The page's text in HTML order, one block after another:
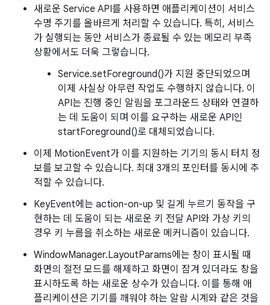
새로운 Service API를 사용하면 애플리케이션이 서비스
수명 주기를 올바르게 처리할 수 있습니다. 특히, 서비스
가 실행되는 동안 서비스가 종료될 수 있는 메모리 부족
상황에서도 더욱 그렇습니다.
Service.setForeground()가 지원 중단되었으며
이제 사실상 아무런 작업도 수행하지 않습니다. 이
API는 진행 중인 알림을 포그라운드 상태와 연결하
는 데 도움이 되며 이를 요구하는 새로운 API인
startForeground()로 대체되었습니다.
이제 MotionEvent가 이를 지원하는 기기의 동시 터치 정
보를 보고할 수 있습니다. 최대 3개의 포인터를 동시에 추
적할 수 있습니다.
KeyEvent에는 action-on-up 및 길게 누르기 동작을 구
현하는 데 도움이 되는 새로운 키 전달 API와 가상 키의
경우 키 누름을 취소하는 새로운 메커니즘이 있습니다.
WindowManager.LayoutParams에는 창이 표시될 때
화면의 절전 모드를 해제하고 화면이 잠겨 있더라도 창을
표시하도록 하는 새로운 상수가 있습니다. 이를 통해 애
플리케이션은 기기를 깨워야 하는 알람 시계와 같은 것을